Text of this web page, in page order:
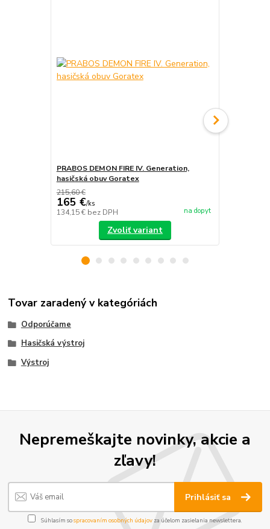
PRABOS DEMON FIRE IV. Generation,
hasičská obuv Goratex
215,60 €
165 €/ks
134,15 € bez DPH na dopyt
Zvoliť variant
Tovar zaradený v kategóriách
Odporúčame
Hasičská výstroj
Výstroj
Nepremeškajte novinky, akcie a
zľavy!
Prihlásiť sa
Súhlasím sospracovaním osobných údajov za účelom zasielania newslettera.